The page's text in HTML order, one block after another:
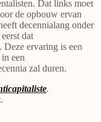
Dat links moet
de opbouw ervan
decennialang onder
dat
ervaring is een
een
zal duren.
.